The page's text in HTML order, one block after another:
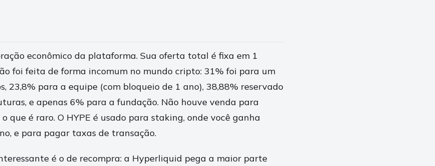
econômico da plataforma. Sua oferta total é fixa em 1
foi feita de forma incomum no mundo cripto: 31% foi para um
23,8% para a equipe (com bloqueio de 1 ano), 38,88% reservado
e apenas 6% para a fundação. Não houve venda para
que é raro. O HYPE é usado para staking, onde você ganha
e para pagar taxas de transação.
é o de recompra: a Hyperliquid pega a maior parte